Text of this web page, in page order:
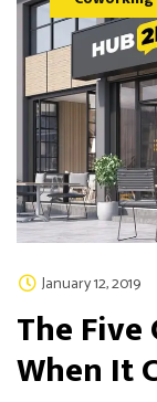
January 12, 2019
The
When It